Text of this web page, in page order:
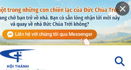
xót thương nhân loại này